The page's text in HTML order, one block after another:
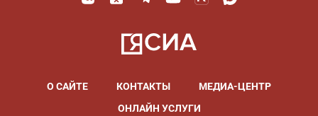
О САЙТЕ КОНТАКТЫ
МЕДИА-ЦЕНТР
ОНЛАЙН УСЛУГИ